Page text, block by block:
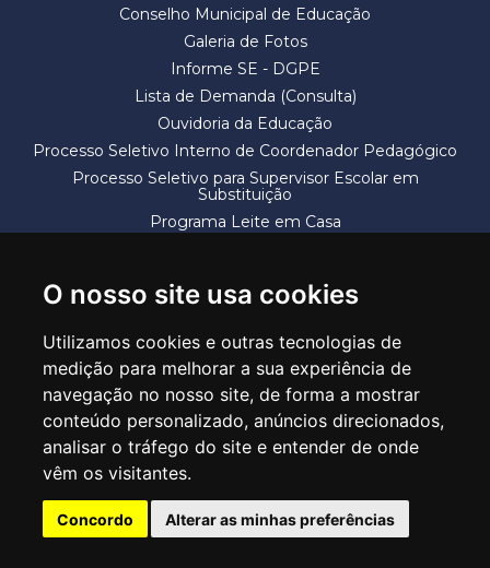
O nosso site usa cookies
Utilizamos cookies e outras tecnologias de
medição para melhorar a sua experiência de
navegação no nosso site, de forma a mostrar
conteúdo personalizado, anúncios direcionados,
analisar o tráfego do site e entender de onde
vêm os visitantes.
Concordo Alterar as minhas preferências
Conselho Municipal de Educação
Galeria de Fotos
Informe SE - DGPE
Lista de Demanda (Consulta)
Ouvidoria da Educação
Processo Seletivo Interno de Coordenador Pedagógico
Processo Seletivo para Supervisor Escolar em
Substituição
Programa Leite em Casa
SECRETARIA DE EDUCAÇÃO
Rua Claudino Barbosa, 313 - Macedo - Guarulhos/SP CEP 07113-040
Central de Atendimento: *55 11 2475-7300